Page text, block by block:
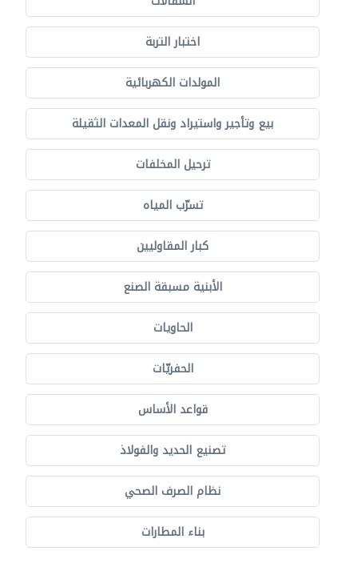
اختبار التربة
المولدات الكهربائية
بيع وتأجير واستيراد ونقل المعدات الثقيلة
ترحيل المخلفات
تسرّب المياه
كبار المقاوليين
الأبنية مسبقة الصنع
الحاويات
الحفريّات
قواعد الأساس
تصنيع الحديد والفولاذ
نظام الصرف الصحي
بناء المطارات